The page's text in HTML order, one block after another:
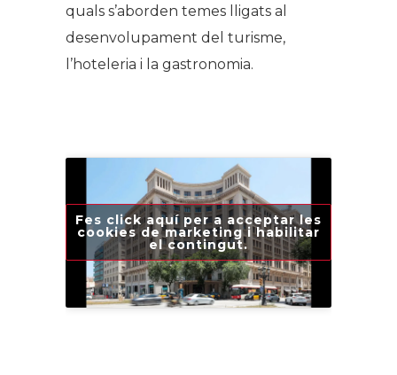
quals s’aborden temes lligats al
desenvolupament del turisme,
l’hoteleria i la gastronomia.
Fes click aquí per a acceptar les
cookies de marketing i habilitar
el contingut.